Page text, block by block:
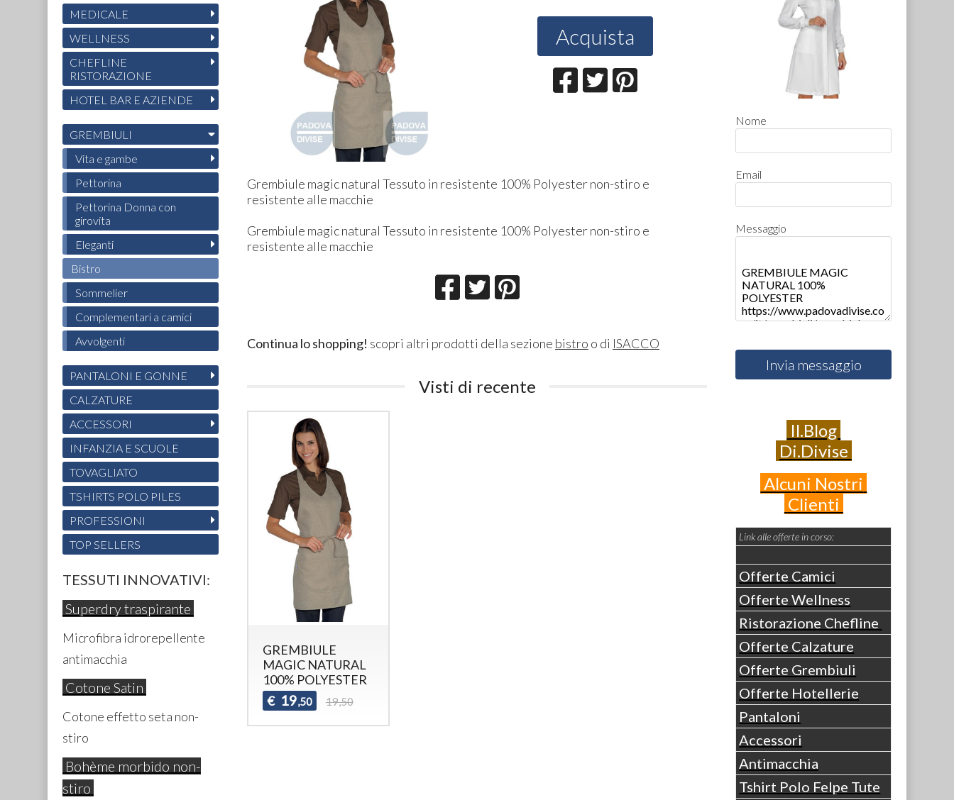
Acquista
Grembiule magic natural Tessuto in resistente 100% Polyester non-stiro e
resistente alle macchie
Grembiule magic natural Tessuto in resistente 100% Polyester non-stiro e
resistente alle macchie
Continua lo shopping! scopri altri prodotti della sezione bistro o di ISACCO
Visti di recente
GREMBIULE
MAGIC NATURAL
100% POLYESTER
€ 19,50 19,50
MEDICALE
WELLNESS
CHEFLINE
RISTORAZIONE
HOTEL BAR E AZIENDE
GREMBIULI
Vita e gambe
Pettorina
Pettorina Donna con
girovita
Eleganti
Bistro
Sommelier
Complementari a camici
Avvolgenti
PANTALONI E GONNE
CALZATURE
ACCESSORI
INFANZIA E SCUOLE
TOVAGLIATO
TSHIRTS POLO PILES
PROFESSIONI
TOP SELLERS
TESSUTI INNOVATIVI:
Superdry traspirante
Microfibra idrorepellente
antimacchia
Cotone Satin
Cotone effetto seta non-
stiro
Bohème morbido non-
stiro
Nome
Email
Messaggio
Invia messaggio
Il.Blog
Di.Divise
Alcuni Nostri
Clienti
Link alle offerte in corso:
Offerte Camici
Offerte Wellness
Ristorazione Chefline
Offerte Calzature
Offerte Grembiuli
Offerte Hotellerie
Pantaloni
Accessori
Antimacchia
Tshirt Polo Felpe Tute